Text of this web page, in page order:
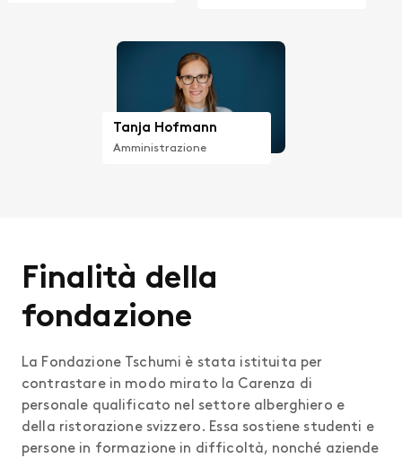
Tanja Hofmann
Amministrazione
Finalità della
fondazione
La Fondazione Tschumi è stata istituita per
contrastare in modo mirato la Carenza di
personale qualificato nel settore alberghiero e
della ristorazione svizzero. Essa sostiene studenti e
persone in formazione in difficoltà, nonché aziende